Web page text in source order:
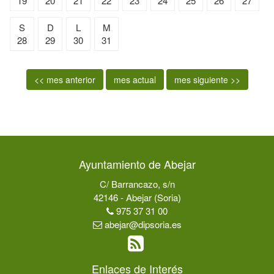
S
28
D
29
L
30
M
31
<< mes anterior mes actual mes siguiente >>
Ayuntamiento de Abejar
C/ Barrancazo, s/n
42146 - Abejar (Soria)
975 37 31 00
abejar@dipsoria.es
Enlaces de Interés